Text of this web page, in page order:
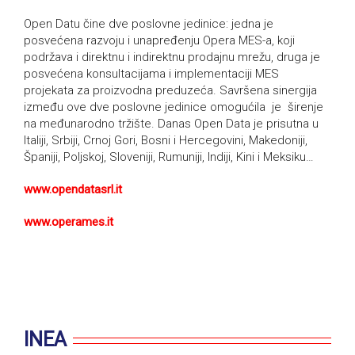
Open Datu čine dve poslovne jedinice: jedna je
posvećena razvoju i unapređenju Opera MES-a, koji
podržava i direktnu i indirektnu prodajnu mrežu, druga je
posvećena konsultacijama i implementaciji MES
projekata za proizvodna preduzeća. Savršena sinergija
između ove dve poslovne jedinice omogućila je širenje
na međunarodno tržište. Danas Open Data je prisutna u
Italiji, Srbiji, Crnoj Gori, Bosni i Hercegovini, Makedoniji,
Španiji, Poljskoj, Sloveniji, Rumuniji, Indiji, Kini i Meksiku…
www.opendatasrl.it
www.operames.it
INEA